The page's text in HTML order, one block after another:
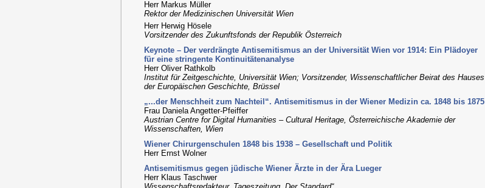
Herr Markus Müller
Rektor der Medizinischen Universität Wien
Herr Herwig Hösele
Vorsitzender des Zukunftsfonds der Republik Österreich
Keynote – Der verdrängte Antisemitismus an der Universität Wien vor 1914: Ein Plädoyer
für eine stringente Kontinuitätenanalyse
Herr Oliver Rathkolb
Institut für Zeitgeschichte, Universität Wien; Vorsitzender, Wissenschaftlicher Beirat des Hauses
der Europäischen Geschichte, Brüssel
„...der Menschheit zum Nachteil“. Antisemitismus in der Wiener Medizin ca. 1848 bis 1875
Frau Daniela Angetter-Pfeiffer
Austrian Centre for Digital Humanities – Cultural Heritage, Österreichische Akademie der
Wissenschaften, Wien
Wiener Chirurgenschulen 1848 bis 1938 – Gesellschaft und Politik
Herr Ernst Wolner
Antisemitismus gegen jüdische Wiener Ärzte in der Ära Lueger
Herr Klaus Taschwer